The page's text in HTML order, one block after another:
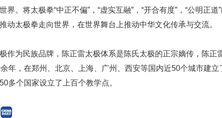
界。将太极拳“中正不偏”，“虚实互融”，“开合有度”，“公明正道
动太极拳走向世界，在世界舞台上推动中华文化传承与交流。
作为民族品牌，陈正雷太极体系是陈氏太极的正宗嫡传，陈正
年，在郑州、北京、上海、广州、西安等国内近50个城市建立
多个国家设立了上百个教学点。